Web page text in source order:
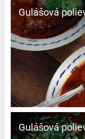
Gulášová
Gulášová